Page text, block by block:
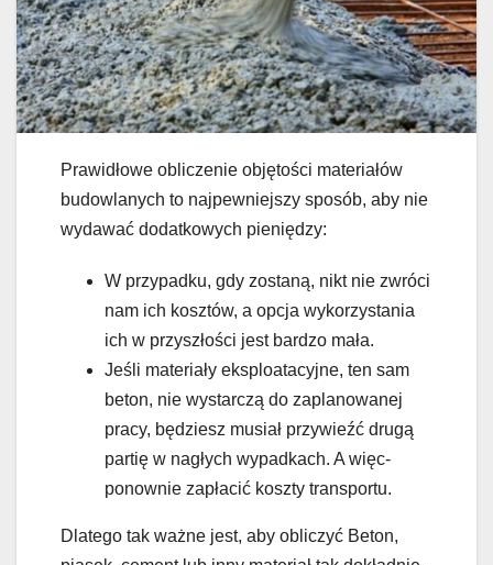
Prawidłowe obliczenie objętości materiałów
budowlanych to najpewniejszy sposób, aby nie
wydawać dodatkowych pieniędzy:
W przypadku, gdy zostaną, nikt nie zwróci
nam ich kosztów, a opcja wykorzystania
ich w przyszłości jest bardzo mała.
Jeśli materiały eksploatacyjne, ten sam
beton, nie wystarczą do zaplanowanej
pracy, będziesz musiał przywieźć drugą
partię w nagłych wypadkach. A więc-
ponownie zapłacić koszty transportu.
Dlatego tak ważne jest, aby obliczyć Beton,